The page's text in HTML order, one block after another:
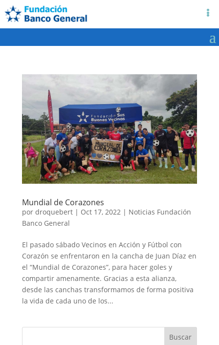
Mundial de Corazones
por droquebert| Oct 17, 2022 | Noticias Fundación
Banco General
El pasado sábado Vecinos en Acción y Fútbol con
Corazón se enfrentaron en la cancha de Juan Díaz en
el “Mundial de Corazones”, para hacer goles y
compartir amenamente. Gracias a esta alianza,
desde las canchas transformamos de forma positiva
la vida de cada uno de los...